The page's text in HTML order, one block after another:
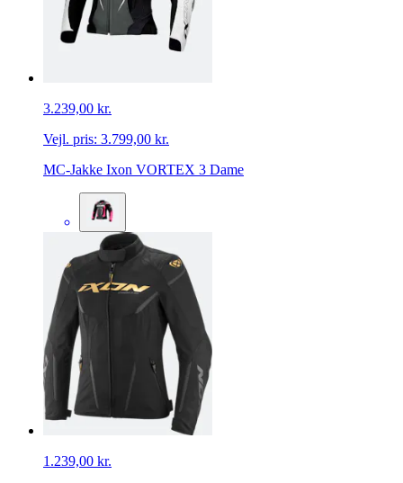
3.239,00 kr.
Vejl. pris: 3.799,00 kr.
MC-Jakke Ixon VORTEX 3 Dame
1.239,00 kr.